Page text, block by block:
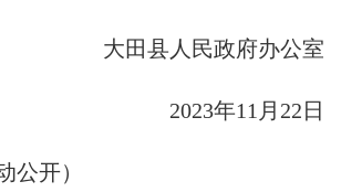
大田县人民政府办公室
2023年11月22日
开）